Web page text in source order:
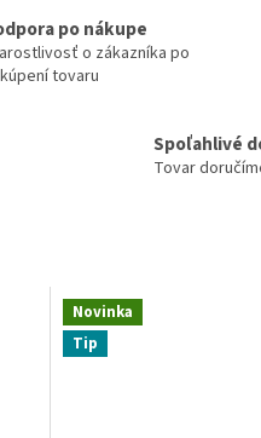
po nákupe
o zákazníka po
tovaru
Spoľahlivé
Tovar
Novinka
Tip